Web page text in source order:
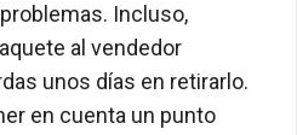
Incluso,
al vendedor
unos días en retirarlo.
en cuenta un punto